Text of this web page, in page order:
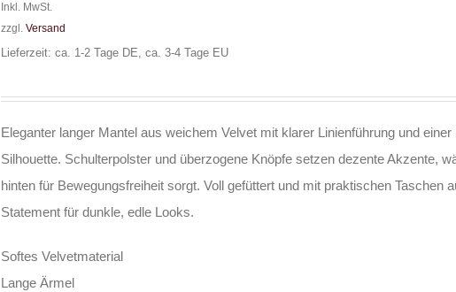
Inkl. MwSt.
zzgl. Versand
Lieferzeit: ca. 1-2 Tage DE, ca. 3-4 Tage EU
Eleganter langer Mantel aus weichem Velvet mit klarer Linienführung und
Silhouette. Schulterpolster und überzogene Knöpfe setzen dezente Akzente,
hinten für Bewegungsfreiheit sorgt. Voll gefüttert und mit praktischen Taschen
Statement für dunkle, edle Looks.
Softes Velvetmaterial
Lange Ärmel